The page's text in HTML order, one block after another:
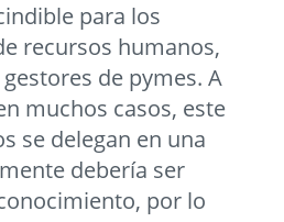
para los
recursos humanos,
de pymes. A
muchos casos, este
se delegan en una
debería ser
por lo